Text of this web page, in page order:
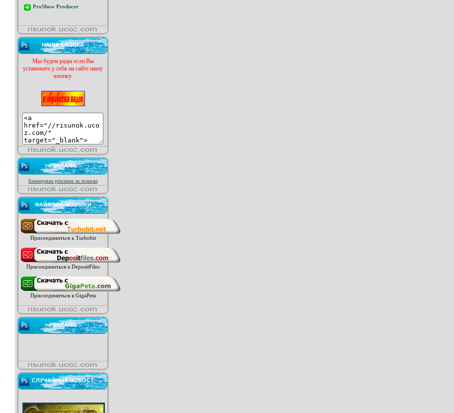
ProShow Producer
НАША КНОПКА
Мы будем рады если Вы
установите у себя на сайте нашу
кнопку.
РЕКЛАМА
баннерная реклама за показы
ФАЙЛООБМЕННИКИ
Присоединиться к Turbobit
Присоединиться к DepositFiles
Присоединиться к GigaPeta
РЕКЛАМА
СЛУЧАЙНЫЕ НОВОСТ